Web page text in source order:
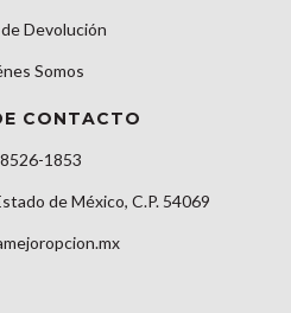
Devolución
Somos
CONTACTO
1853
de México, C.P. 54069